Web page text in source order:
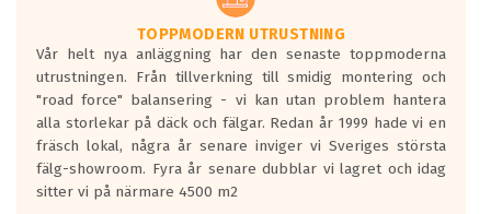
TOPPMODERN UTRUSTNING
Vår helt nya anläggning har den senaste toppmoderna
utrustningen. Från tillverkning till smidig montering och
"road force" balansering - vi kan utan problem hantera
alla storlekar på däck och fälgar. Redan år 1999 hade vi en
fräsch lokal, några år senare inviger vi Sveriges största
fälg-showroom. Fyra år senare dubblar vi lagret och idag
sitter vi på närmare 4500 m2